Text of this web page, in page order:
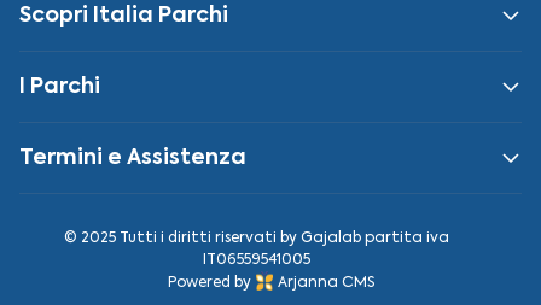
Scopri Italia Parchi
I Parchi
Termini e Assistenza
© 2025 Tutti i diritti riservati by Gajalabpartita iva
IT06559541005
Powered by
Arjanna CMS